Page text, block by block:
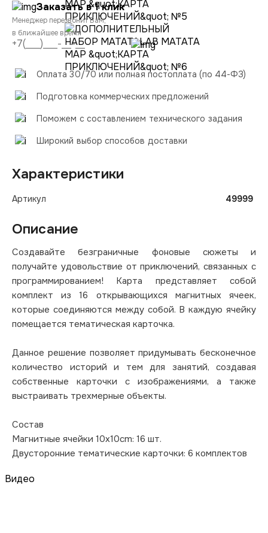
Заказать в 1 клик
Менеджер перезвонит Вам,
в ближайшее время
Оплата 30/70 или полная постоплата (по 44-ФЗ)
Подготовка коммерческих предложений
Поможем с составлением технического задания
Широкий выбор способов доставки
Характеристики
Артикул 49999
Описание
Создавайте безграничные фоновые сюжеты и
получайте удовольствие от приключений, связанных с
программированием! Карта представляет собой
комплект из 16 открывающихся магнитных ячеек,
которые соединяются между собой. В каждую ячейку
помещается тематическая карточка.
Данное решение позволяет придумывать бесконечное
количество историй и тем для занятий, создавая
собственные карточки с изображениями, а также
выстраивать трехмерные объекты.
Состав
Магнитные ячейки 10x10cm: 16 шт.
Двусторонние тематические карточки: 6 комплектов
Видео